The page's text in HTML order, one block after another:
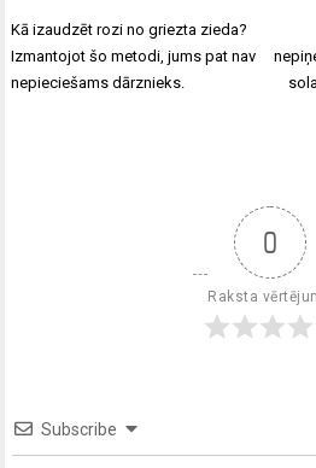
Kā izaudzēt rozi no griezta zieda?
Izmantojot šo metodi, jums pat nav
nepieciešams dārznieks.
0
Raksta
Subscribe